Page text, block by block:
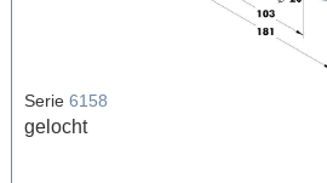
Serie 6158
gelocht